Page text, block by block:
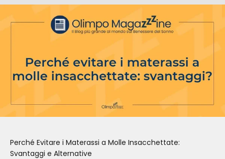
Perché Evitare i Materassi a Molle Insacchettate:
Svantaggi e Alternative